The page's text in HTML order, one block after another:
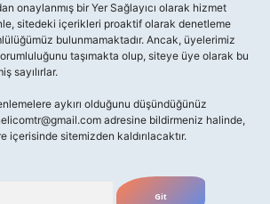
onaylanmış bir Yer Sağlayıcı olarak hizmet
sitedeki içerikleri proaktif olarak denetleme
bulunmamaktadır. Ancak, üyelerimiz
taşımakta olup, siteye üye olarak bu
sayılırlar.
aykırı olduğunu düşündüğünüz
adresine bildirmeniz halinde,
içerisinde sitemizden kaldırılacaktır.